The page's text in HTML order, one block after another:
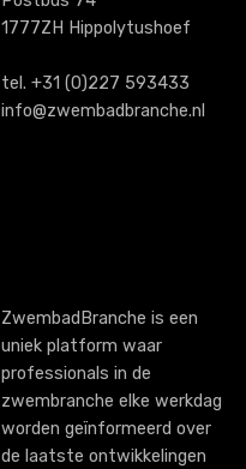
1777ZH Hippolytushoef
tel. +31 (0)227 593433
info@zwembadbranche.nl
ZwembadBranche is een
uniek platform waar
professionals in de
zwembranche elke werkdag
worden geïnformeerd over
de laatste ontwikkelingen